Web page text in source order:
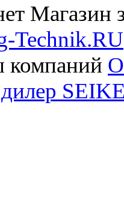
Магазин
Technik.RU
компаний